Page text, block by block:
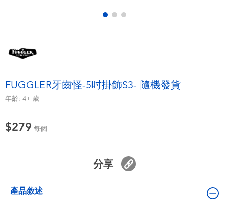
派對用品
夏日
電池
NERF熱火
FUGGLER牙齒怪-5吋掛飾S3- 隨機發貨
年齡: 4+ 歲
$279 每個
分享
產品敘述